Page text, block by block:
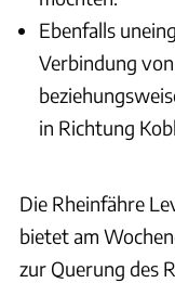
Ebenfalls
Verbindung
in Richtung
Die Rheinfähre
bietet am
zur Querung des